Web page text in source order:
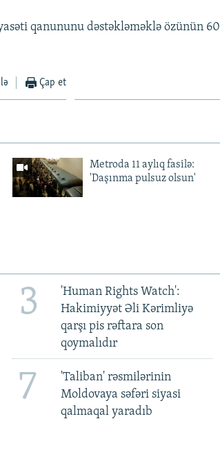
qanununu dəstəkləməklə özünün 60
Çap et
Metroda 11 aylıq fasilə:
'Daşınma pulsuz olsun'
3
'Human Rights Watch':
Hakimiyyət Əli Kərimliyə
qarşı pis rəftara son
qoymalıdır
7
'Taliban' rəsmilərinin
Moldovaya səfəri siyasi
qalmaqal yaradıb